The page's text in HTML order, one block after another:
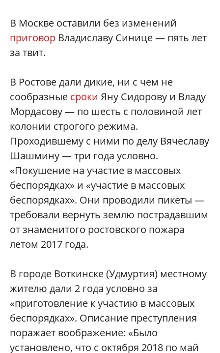
В Москве оставили без изменений
приговор Владиславу Синице — пять лет
за твит.
В Ростове дали дикие, ни с чем не
сообразные сроки Яну Сидорову и Владу
Мордасову — по шесть с половиной лет
колонии строгого режима.
Проходившему с ними по делу Вячеславу
Шашмину — три года условно.
«Покушение на участие в массовых
беспорядках» и «участие в массовых
беспорядках». Они проводили пикеты —
требовали вернуть землю пострадавшим
от знаменитого ростовского пожара
летом 2017 года.
В городе Воткинске (Удмуртия) местному
жителю дали 2 года условно за
«приготовление к участию в массовых
беспорядках». Описание преступления
поражает воображение: «Было
установлено, что с октября 2018 по май